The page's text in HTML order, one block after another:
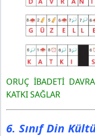
ORUÇ İBADETİ
KATKI SAĞLAR
6. Sınıf Din